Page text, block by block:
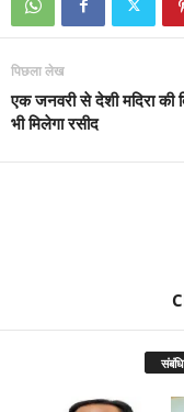
पिछला लेख
एक जनवरी से देशी मदिरा की
भी मिलेगा रसीद